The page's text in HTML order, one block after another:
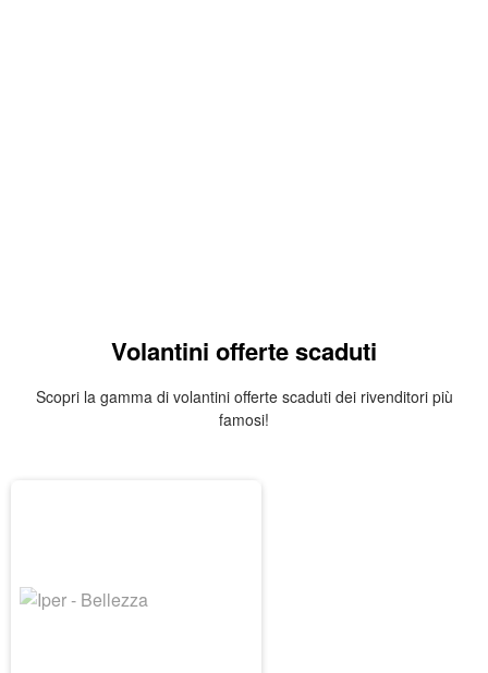
Volantini offerte scaduti
Scopri la gamma di volantini offerte scaduti dei rivenditori più
famosi!